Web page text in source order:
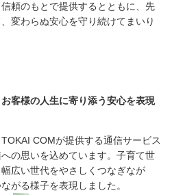
頼のもとで提供するとともに、先
変わらぬ安心を守り続けてまいり
客様の人生に寄り添う安心を表現
COMが提供する通信サービス
の思いを込めています。子育て世
広い世代をやさしくつなぎなが
がる様子を表現しました。